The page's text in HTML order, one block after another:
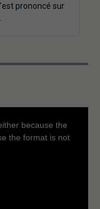
prononcé sur
because the
the format is not